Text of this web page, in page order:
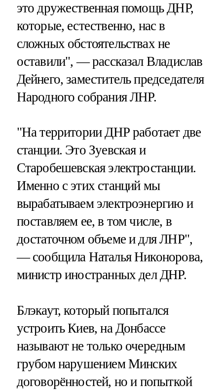
это дружественная помощь ДНР,
которые, естественно, нас в
сложных обстоятельствах не
оставили", — рассказал Владислав
Дейнего, заместитель председателя
Народного собрания ЛНР.
"На территории ДНР работает две
станции. Это Зуевская и
Старобешевская электростанции.
Именно с этих станций мы
вырабатываем электроэнергию и
поставляем ее, в том числе, в
достаточном объеме и для ЛНР",
— сообщила Наталья Никонорова,
министр иностранных дел ДНР.
Блэкаут, который попытался
устроить Киев, на Донбассе
называют не только очередным
грубом нарушением Минских
договорённостей, но и попыткой